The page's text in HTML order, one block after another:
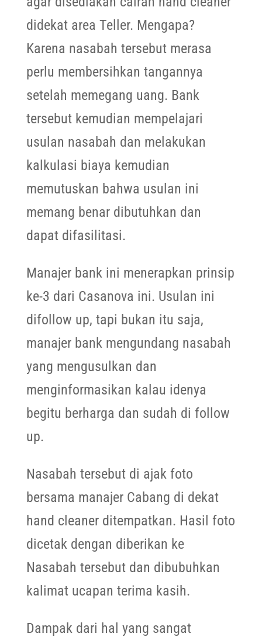
didekat area Teller. Mengapa?
Karena nasabah tersebut merasa
perlu membersihkan tangannya
setelah memegang uang. Bank
tersebut kemudian mempelajari
usulan nasabah dan melakukan
kalkulasi biaya kemudian
memutuskan bahwa usulan ini
memang benar dibutuhkan dan
dapat difasilitasi.
Manajer bank ini menerapkan prinsip
ke-3 dari Casanova ini. Usulan ini
difollow up, tapi bukan itu saja,
manajer bank mengundang nasabah
yang mengusulkan dan
menginformasikan kalau idenya
begitu berharga dan sudah di follow
up.
Nasabah tersebut di ajak foto
bersama manajer Cabang di dekat
hand cleaner ditempatkan. Hasil foto
dicetak dengan diberikan ke
Nasabah tersebut dan dibubuhkan
kalimat ucapan terima kasih.
Dampak dari hal yang sangat